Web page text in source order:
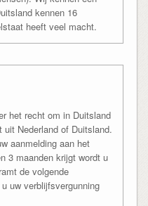
kennen 16
heeft veel macht.
het recht om in Duitsland
Nederland of Duitsland.
aanmelding aan het
3 maanden krijgt wordt u
de volgende
uw verblijfsvergunning